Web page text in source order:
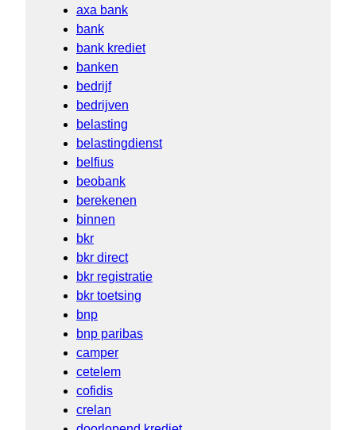
axa bank
bank
bank krediet
banken
bedrijf
bedrijven
belasting
belastingdienst
belfius
beobank
berekenen
binnen
bkr
bkr direct
bkr registratie
bkr toetsing
bnp
bnp paribas
camper
cetelem
cofidis
crelan